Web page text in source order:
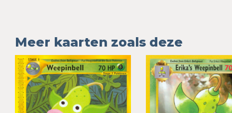
Meer kaarten zoals deze